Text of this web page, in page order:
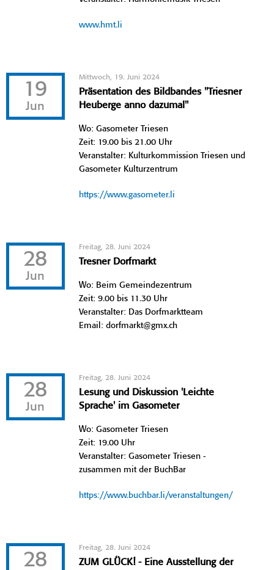
www.hmt.li
19
Jun
Mittwoch, 19. Juni 2024
Präsentation des Bildbandes "Triesner
Heuberge anno dazumal"
Wo: Gasometer Triesen
Zeit: 19.00 bis 21.00 Uhr
Veranstalter: Kulturkommission Triesen und
Gasometer Kulturzentrum
https://www.gasometer.li
28
Jun
Freitag, 28. Juni 2024
Tresner Dorfmarkt
Wo: Beim Gemeindezentrum
Zeit: 9.00 bis 11.30 Uhr
Veranstalter: Das Dorfmarktteam
Email: dorfmarkt@gmx.ch
28
Jun
Freitag, 28. Juni 2024
Lesung und Diskussion 'Leichte
Sprache' im Gasometer
Wo: Gasometer Triesen
Zeit: 19.00 Uhr
Veranstalter: Gasometer Triesen -
zusammen mit der BuchBar
https://www.buchbar.li/veranstaltungen/
28
Freitag, 28. Juni 2024
ZUM GLÜCK! - Eine Ausstellung der